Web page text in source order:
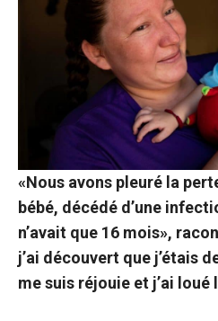
«Nous avons pleuré la
bébé, décédé d’une
n’avait que 16 mois»,
j’ai découvert que j’étais
me suis réjouie et j’ai loué